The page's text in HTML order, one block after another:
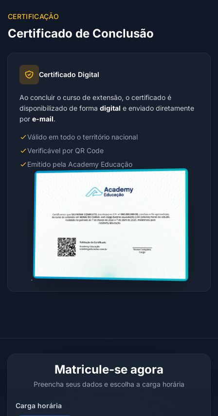
CERTIFICAÇÃO
Certificado de Conclusão
Certificado Digital
Ao concluir o curso de extensão, o certificado é
disponibilizado de forma digital e enviado diretamente
por e-mail.
Válido em todo o território nacional
Verificável por QR Code
Emitido pela Academy Educação
Matricule-se agora
Preencha seus dados e escolha a carga horária
Carga horária